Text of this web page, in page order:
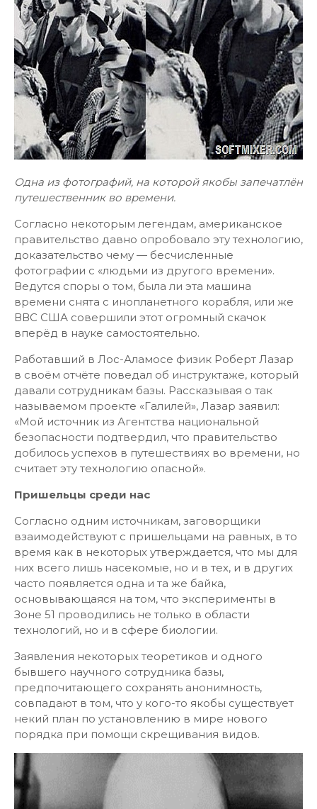
Одна из фотографий, на которой якобы запечатлён
путешественник во времени.
Согласно некоторым легендам, американское
правительство давно опробовало эту технологию,
доказательство чему — бесчисленные
фотографии с «людьми из другого времени».
Ведутся споры о том, была ли эта машина
времени снята с инопланетного корабля, или же
ВВС США совершили этот огромный скачок
вперёд в науке самостоятельно.
Работавший в Лос-Аламосе физик Роберт Лазар
в своём отчёте поведал об инструктаже, который
давали сотрудникам базы. Рассказывая о так
называемом проекте «Галилей», Лазар заявил:
«Мой источник из Агентства национальной
безопасности подтвердил, что правительство
добилось успехов в путешествиях во времени, но
считает эту технологию опасной».
Пришельцы среди нас
Согласно одним источникам, заговорщики
взаимодействуют с пришельцами на равных, в то
время как в некоторых утверждается, что мы для
них всего лишь насекомые, но и в тех, и в других
часто появляется одна и та же байка,
основывающаяся на том, что эксперименты в
Зоне 51 проводились не только в области
технологий, но и в сфере биологии.
Заявления некоторых теоретиков и одного
бывшего научного сотрудника базы,
предпочитающего сохранять анонимность,
совпадают в том, что у кого-то якобы существует
некий план по установлению в мире нового
порядка при помощи скрещивания видов.